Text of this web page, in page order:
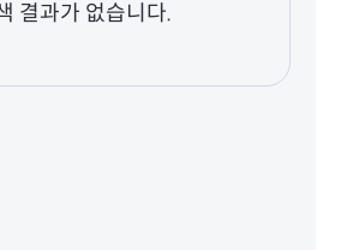
결과가 없습니다.